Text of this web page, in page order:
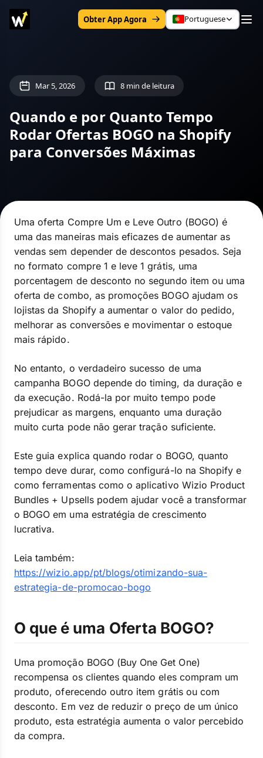
Obter App Agora Portuguese
Mar 5, 2026 8 min de leitura
Quando e por Quanto Tempo
Rodar Ofertas BOGO na Shopify
para Conversões Máximas
Uma oferta Compre Um e Leve Outro (BOGO) é
uma das maneiras mais eficazes de aumentar as
vendas sem depender de descontos pesados. Seja
no formato compre 1 e leve 1 grátis, uma
porcentagem de desconto no segundo item ou uma
oferta de combo, as promoções BOGO ajudam os
lojistas da Shopify a aumentar o valor do pedido,
melhorar as conversões e movimentar o estoque
mais rápido.
No entanto, o verdadeiro sucesso de uma
campanha BOGO depende do timing, da duração e
da execução. Rodá-la por muito tempo pode
prejudicar as margens, enquanto uma duração
muito curta pode não gerar tração suficiente.
Este guia explica quando rodar o BOGO, quanto
tempo deve durar, como configurá-lo na Shopify e
como ferramentas como o aplicativo Wizio Product
Bundles + Upsells podem ajudar você a transformar
o BOGO em uma estratégia de crescimento
lucrativa.
Leia também:
https://wizio.app/pt/blogs/otimizando-sua-
estrategia-de-promocao-bogo
O que é uma Oferta BOGO?
Uma promoção BOGO (Buy One Get One)
recompensa os clientes quando eles compram um
produto, oferecendo outro item grátis ou com
desconto. Em vez de reduzir o preço de um único
produto, esta estratégia aumenta o valor percebido
da compra.